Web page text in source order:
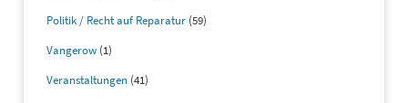
Politik / Recht auf Reparatur (59)
Vangerow (1)
Veranstaltungen (41)